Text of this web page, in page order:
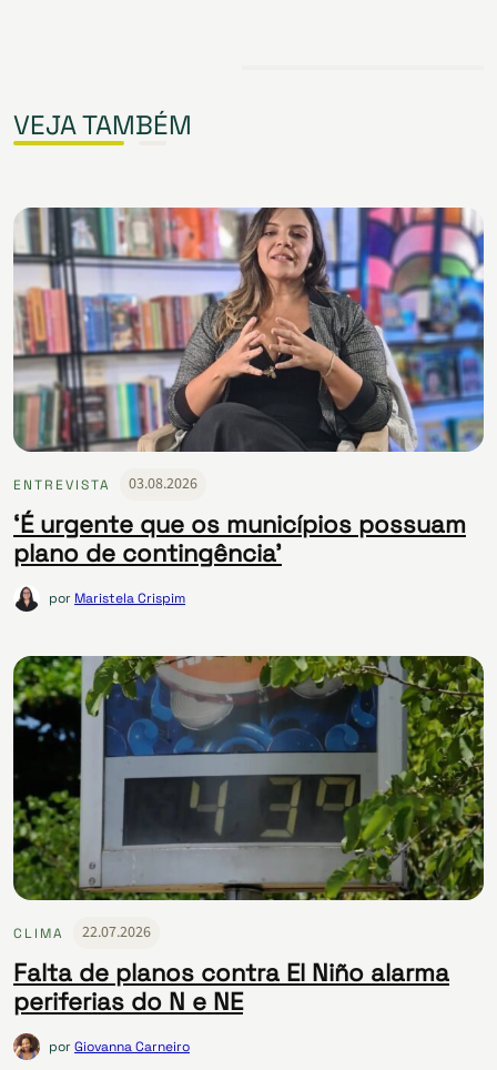
VEJA TAMBÉM
ENTREVISTA 03.08.2026
‘É urgente que os municípios possuam
plano de contingência’
por Maristela Crispim
CLIMA 22.07.2026
Falta de planos contra El Niño alarma
periferias do N e NE
porGiovanna Carneiro